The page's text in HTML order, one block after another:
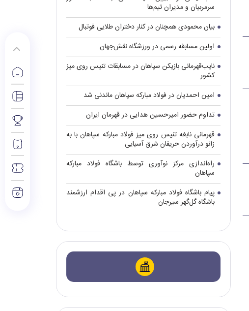
سرمربیان و مدیران تیم‌ها
بیان محمودی همچنان در کنار دختران طلایی فوتبال
اولین مسابقه رسمی در ورزشگاه نقش‌جهان
نایب‌قهرمانی بازیکن سپاهان در مسابقات تنیس روی میز
کشور
امین احمدیان در فولاد مبارکه سپاهان ماندنی شد
تداوم حضور امیرحسین هدایی در قهرمان ایران
قهرمانی نابغه تنیس روی میز فولاد مبارکه سپاهان با به
زانو درآوردن حریفان شرق آسیایی
راه‌اندازی مرکز نوآوری توسط باشگاه فولاد مبارکه
سپاهان
پیام باشگاه فولاد مبارکه سپاهان در پی اقدام ارزشمند
باشگاه گل‌گهر سیرجان